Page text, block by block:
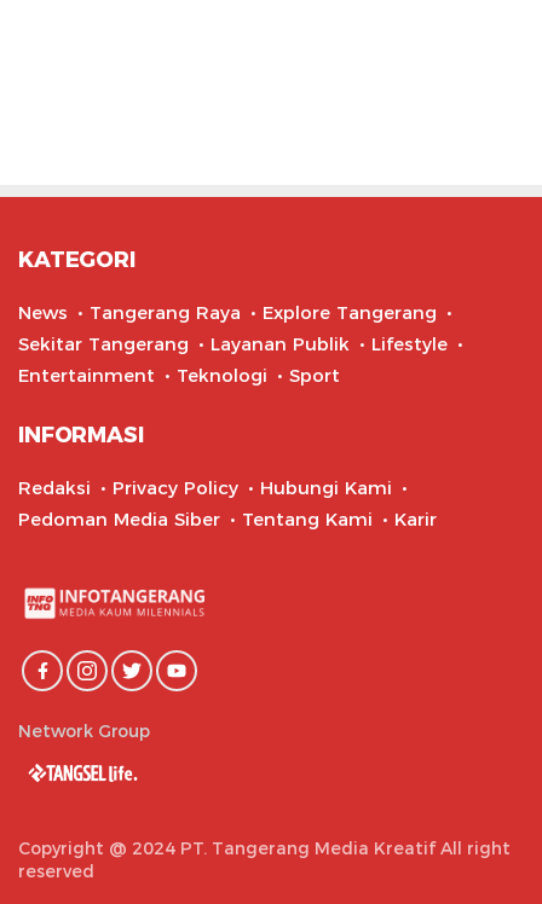
KATEGORI
News Tangerang Raya
Explore Tangerang
Sekitar Tangerang
Layanan Publik
Lifestyle
Entertainment
Teknologi Sport
INFORMASI
Redaksi Privacy Policy
Hubungi Kami
Pedoman Media Siber
Tentang Kami Karir
Network Group
Copyright @ 2024 PT. Tangerang Media Kreatif All right
reserved